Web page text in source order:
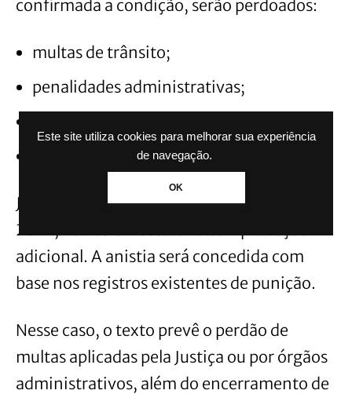
Este site utiliza cookies para melhorar sua experiência
de navegação.
OK
confirmada a condição, serão perdoados:
multas de trânsito;
penalidades administrativas;
débitos já inscritos em dívida ativa.
Já para os envolvidos nos bloqueios de
2022, não será necessária comprovação
adicional. A anistia será concedida com
base nos registros existentes de punição.
Nesse caso, o texto prevê o perdão de
multas aplicadas pela Justiça ou por órgãos
administrativos, além do encerramento de